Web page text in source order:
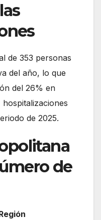
de 353 personas
del año, lo que
del 26% en
de 2025.
de